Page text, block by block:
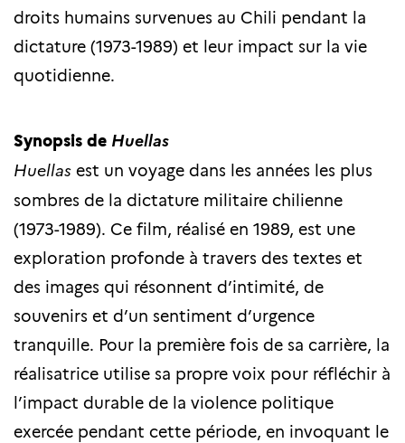
droits humains survenues au Chili pendant la
dictature (1973-1989) et leur impact sur la vie
quotidienne.
Synopsis de Huellas
Huellas est un voyage dans les années les plus
sombres de la dictature militaire chilienne
(1973-1989). Ce film, réalisé en 1989, est une
exploration profonde à travers des textes et
des images qui résonnent d’intimité, de
souvenirs et d’un sentiment d’urgence
tranquille. Pour la première fois de sa carrière, la
réalisatrice utilise sa propre voix pour réfléchir à
l’impact durable de la violence politique
exercée pendant cette période, en invoquant le